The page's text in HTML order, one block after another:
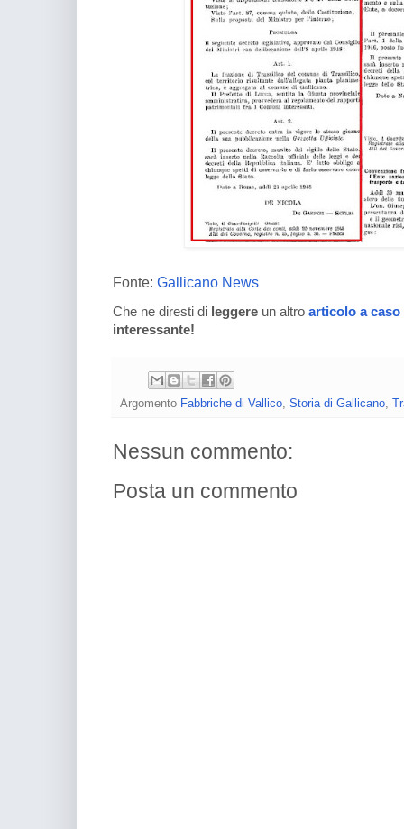
Fonte: Gallicano News
Che ne diresti di leggere un altro articolo a caso
interessante!
Argomento Fabbriche di Vallico Storia di Gallicano
Nessun commento:
Posta un commento